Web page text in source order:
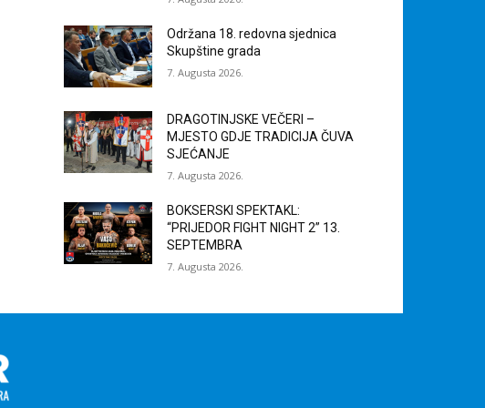
Održana 18. redovna sjednica
Skupštine grada
7. Augusta 2026.
DRAGOTINJSKE VEČERI –
MJESTO GDJE TRADICIJA ČUVA
SJEĆANJE
7. Augusta 2026.
BOKSERSKI SPEKTAKL:
“PRIJEDOR FIGHT NIGHT 2” 13.
SEPTEMBRA
7. Augusta 2026.